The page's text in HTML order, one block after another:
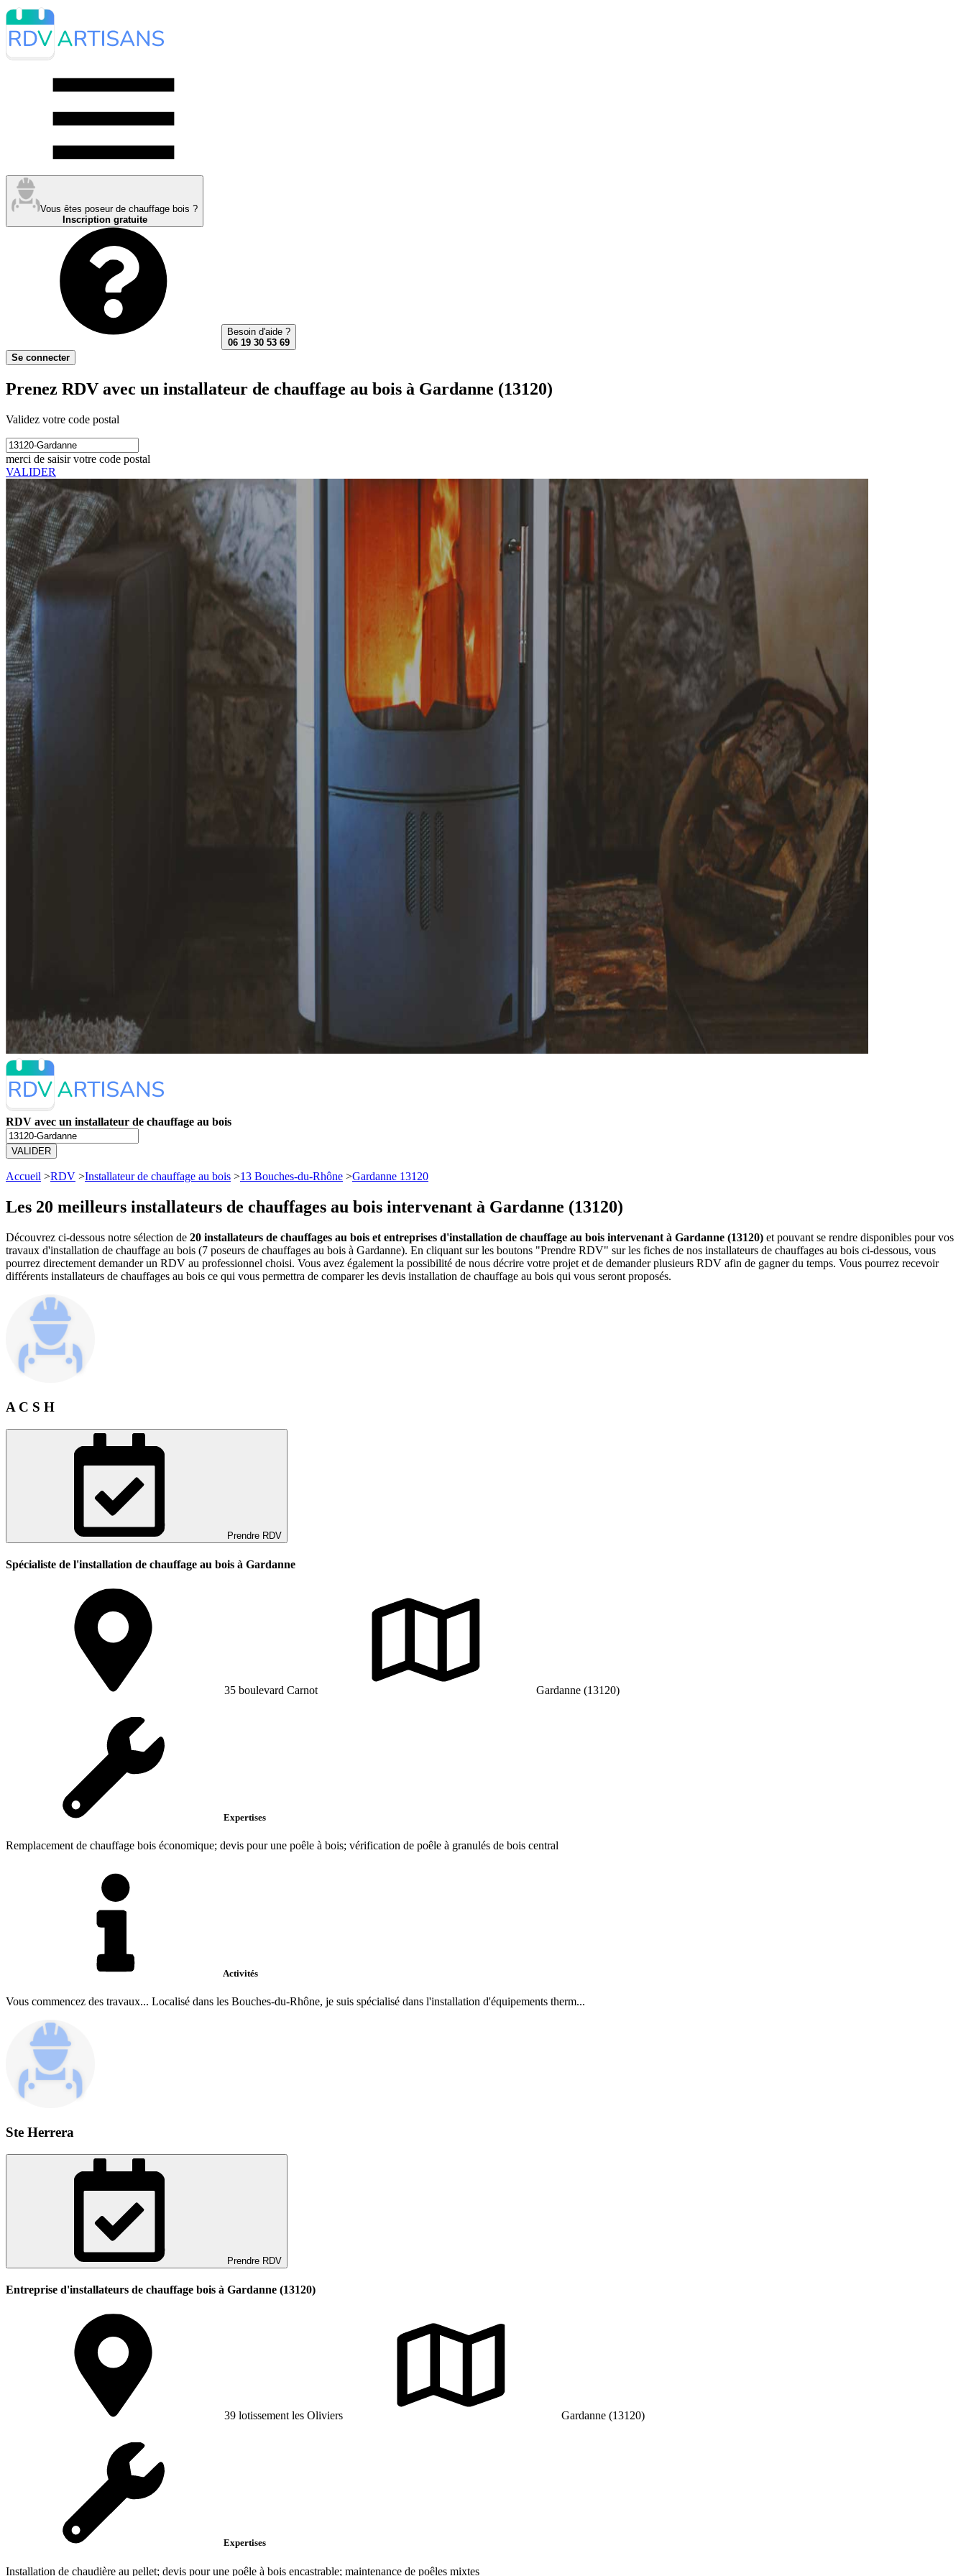
Vous êtes poseur de chauffage bois ?
Inscription gratuite
Besoin d'aide ?
06 19 30 53 69
Se connecter
Prenez RDV avec un installateur de chauffage au bois à Gardanne (13120)
Validez votre code postal
merci de saisir votre code postal
VALIDER
RDV avec un installateur de chauffage au bois
VALIDER
Accueil >RDV >Installateur de chauffage au bois >13 Bouches-du-Rhône >Gardanne 13120
Les 20 meilleurs installateurs de chauffages au bois intervenant à Gardanne (13120)
Découvrez ci-dessous notre sélection de 20 installateurs de chauffages au bois et entreprises d'installation de chauffage au bois intervenant à Gardanne (13120) et pouvant se rendre disponibles pour vos
travaux d'installation de chauffage au bois (7 poseurs de chauffages au bois à Gardanne). En cliquant sur les boutons "Prendre RDV" sur les fiches de nos installateurs de chauffages au bois ci-dessous, vous
pourrez directement demander un RDV au professionnel choisi. Vous avez également la possibilité de nous décrire votre projet et de demander plusieurs RDV afin de gagner du temps. Vous pourrez recevoir
différents installateurs de chauffages au bois ce qui vous permettra de comparer les devis installation de chauffage au bois qui vous seront proposés.
A C S H
Prendre RDV
Spécialiste de l'installation de chauffage au bois à Gardanne
35 boulevard Carnot Gardanne (13120)
Expertises
Remplacement de chauffage bois économique; devis pour une poêle à bois; vérification de poêle à granulés de bois central
Activités
Vous commencez des travaux... Localisé dans les Bouches-du-Rhône, je suis spécialisé dans l'installation d'équipements therm...
Ste Herrera
Prendre RDV
Entreprise d'installateurs de chauffage bois à Gardanne (13120)
39 lotissement les Oliviers Gardanne (13120)
Expertises
Installation de chaudière au pellet; devis pour une poêle à bois encastrable; maintenance de poêles mixtes